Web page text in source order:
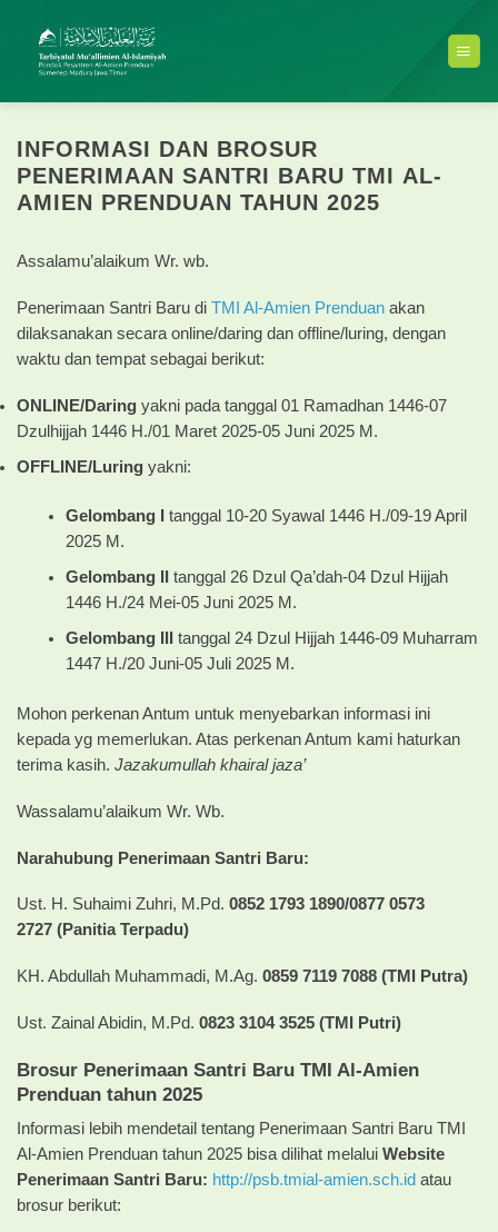
content
INFORMASI DAN BROSUR
PENERIMAAN SANTRI BARU TMI AL-
AMIEN PRENDUAN TAHUN 2025
Assalamu’alaikum Wr. wb.
Penerimaan Santri Baru di TMI Al-Amien Prenduan akan
dilaksanakan secara online/daring dan offline/luring, dengan
waktu dan tempat sebagai berikut:
ONLINE/Daring yakni pada tanggal 01 Ramadhan 1446-07
Dzulhijjah 1446 H./01 Maret 2025-05 Juni 2025 M.
OFFLINE/Luring yakni:
Gelombang I
tanggal 10-20 Syawal 1446 H./09-19 April
2025 M.
Gelombang II
tanggal 26 Dzul Qa’dah-04 Dzul Hijjah
1446 H./24 Mei-05 Juni 2025 M.
Gelombang III tanggal 24 Dzul Hijjah 1446-09 Muharram
1447 H./20 Juni-05 Juli 2025 M.
Mohon perkenan Antum untuk menyebarkan informasi ini
kepada yg memerlukan. Atas perkenan Antum kami haturkan
terima kasih. Jazakumullah khairal jaza’
Wassalamu’alaikum Wr. Wb.
Narahubung Penerimaan Santri Baru:
Ust. H. Suhaimi Zuhri, M.Pd. 0852 1793 1890/0877 0573
2727 (Panitia Terpadu)
KH. Abdullah Muhammadi, M.Ag. 0859 7119 7088 (TMI Putra)
Ust. Zainal Abidin, M.Pd. 0823 3104 3525 (TMI Putri)
Brosur Penerimaan Santri Baru TMI Al-Amien
Prenduan tahun 2025
Informasi lebih mendetail tentang Penerimaan Santri Baru TMI
Al-Amien Prenduan tahun 2025 bisa dilihat melalui Website
Penerimaan Santri Baru: http://psb.tmial-amien.sch.id atau
brosur berikut: